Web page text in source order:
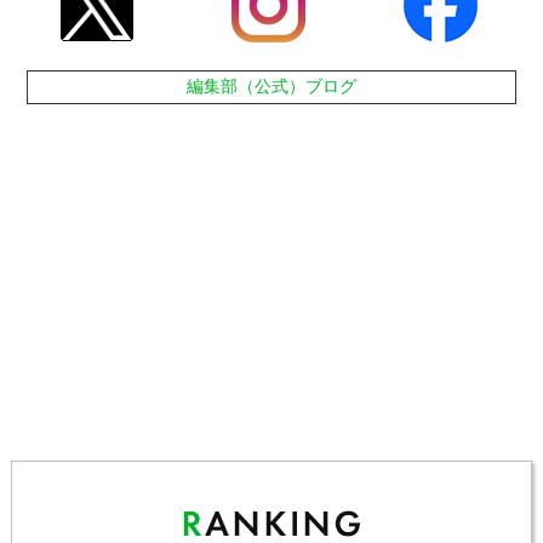
編集部（公式）ブログ